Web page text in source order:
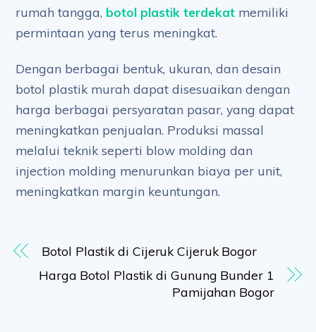
rumah tangga, botol plastik terdekat memiliki
permintaan yang terus meningkat.
Dengan berbagai bentuk, ukuran, dan desain
botol plastik murah dapat disesuaikan dengan
harga berbagai persyaratan pasar, yang dapat
meningkatkan penjualan. Produksi massal
melalui teknik seperti blow molding dan
injection molding menurunkan biaya per unit,
meningkatkan margin keuntungan.
Botol Plastik di Cijeruk Cijeruk Bogor
Harga Botol Plastik di Gunung Bunder 1
Pamijahan Bogor